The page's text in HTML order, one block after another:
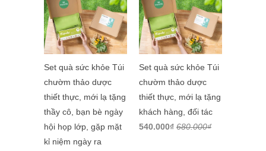
Set quà sức khỏe Túi
chườm thảo dược
thiết thực, mới lạ tặng
thầy cô, bạn bè ngày
hội họp lớp, gặp mặt
kỉ niệm ngày ra
Set quà sức khỏe Túi
chườm thảo dược
thiết thực, mới lạ tặng
khách hàng, đối tác
540.000₫ 680.000₫